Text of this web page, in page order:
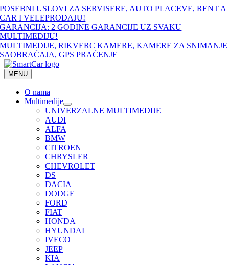
Skip
to
content
POSEBNI USLOVI ZA SERVISERE, AUTO PLACEVE, RENT A
CAR I VELEPRODAJU!
GARANCIJA: 2 GODINE GARANCIJE UZ SVAKU
MULTIMEDIJU!
MULTIMEDIJE, RIKVERC KAMERE, KAMERE ZA SNIMANJE
SAOBRAĆAJA, GPS PRAĆENJE
MENU
O nama
Multimedije
UNIVERZALNE MULTIMEDIJE
AUDI
ALFA
BMW
CITROEN
CHRYSLER
CHEVROLET
DS
DACIA
DODGE
FORD
FIAT
HONDA
HYUNDAI
IVECO
JEEP
KIA